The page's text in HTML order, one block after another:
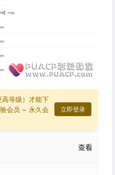
高等级）才能下
会员 ~ 永久会
立即登录
查看